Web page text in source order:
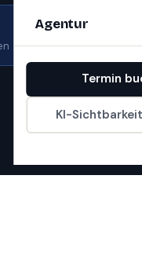
Agentur
Termin
KI-